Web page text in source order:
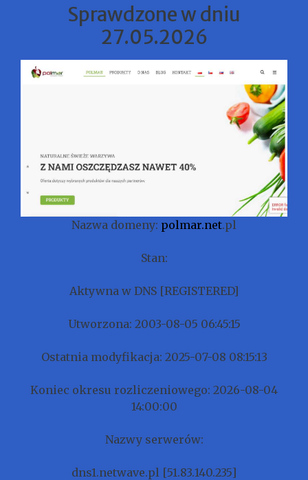
Sprawdzone w dniu
27.05.2026
Nazwa domeny: polmar.net.pl
Stan:
Aktywna w DNS [REGISTERED]
Utworzona: 2003-08-05 06:45:15
Ostatnia modyfikacja: 2025-07-08 08:15:13
Koniec okresu rozliczeniowego: 2026-08-04
14:00:00
Nazwy serwerów:
dns1.netwave.pl [51.83.140.235]